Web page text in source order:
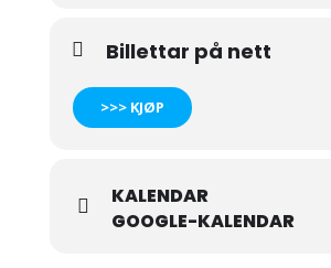
Billettar på nett
>>> KJØP
KALENDAR
GOOGLE-KALENDAR